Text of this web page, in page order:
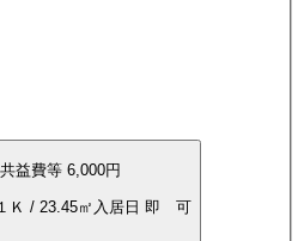
共益費等 6,000円
Ｋ / 23.45㎡ 入居日 即 可